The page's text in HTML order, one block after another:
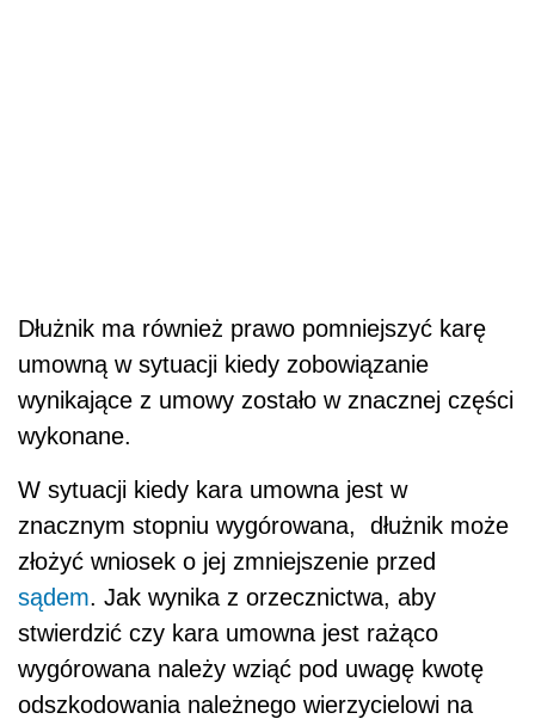
Dłużnik ma również prawo pomniejszyć karę
umowną w sytuacji kiedy zobowiązanie
wynikające z umowy zostało w znacznej części
wykonane.
W sytuacji kiedy kara umowna jest w
znacznym stopniu wygórowana, dłużnik może
złożyć wniosek o jej zmniejszenie przed
sądem. Jak wynika z orzecznictwa, aby
stwierdzić czy kara umowna jest rażąco
wygórowana należy wziąć pod uwagę kwotę
odszkodowania należnego wierzycielowi na